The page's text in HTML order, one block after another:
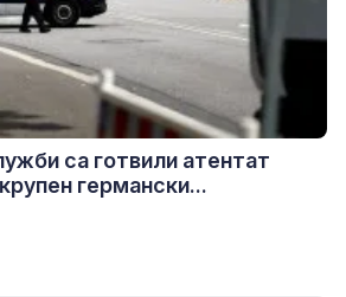
са готвили атентат
германски...